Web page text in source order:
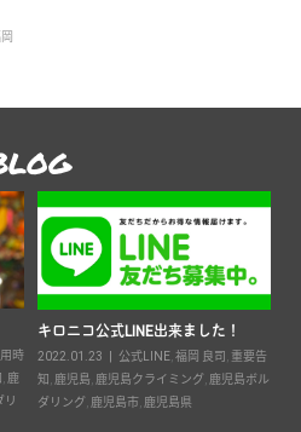
時
鹿
リ
キロニコ公式LINE出来ました！
2022.01.23 公式LINE, 福岡 良司
重要告
知
鹿児島 鹿児島クライミング, 鹿児島ボル
ダリング, 鹿児島市, 鹿児島県